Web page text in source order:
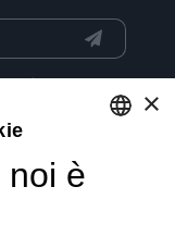
e acconsento
ENGLISH
×
noi è